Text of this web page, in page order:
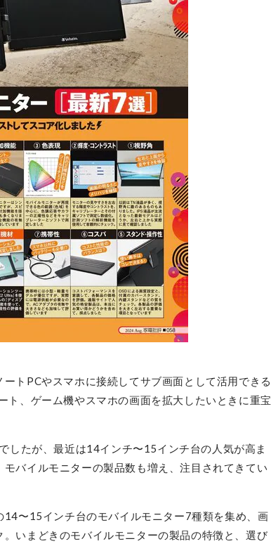
トPCやスマホに接続してサブ画面として活用できる
ト、ゲーム機やスマホの画面を拡大したいときに重宝
したが、最近は14インチ〜15インチ台の人気が高ま
バイルモニターの製品数も増え、注目されてきてい
〜15インチ台のモバイルモニター7種類を集め、画
いまどきのモバイルモニターの製品の特徴と、選び